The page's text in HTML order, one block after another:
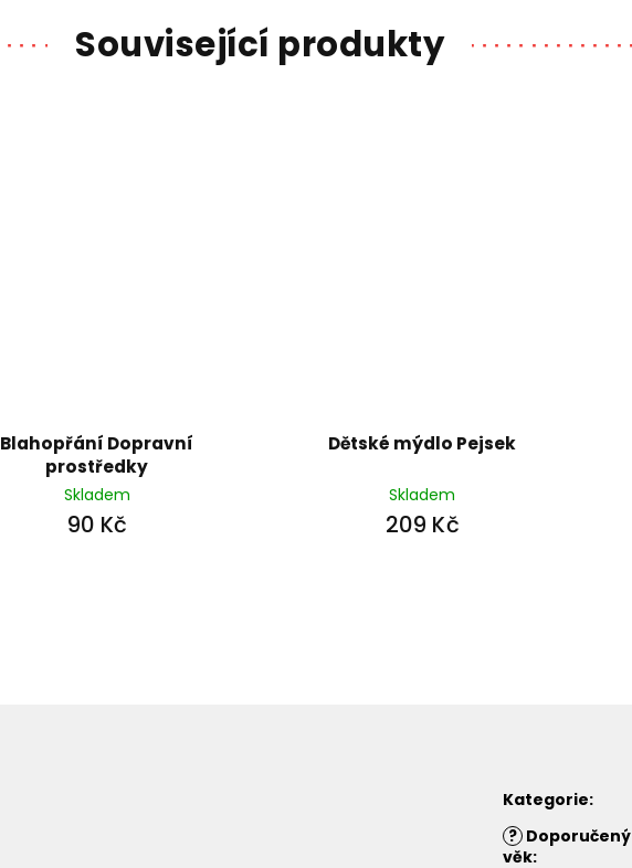
Související produkty
Blahopřání Dopravní
prostředky
Skladem
90 Kč
Dětské mýdlo Pejsek
Skladem
209 Kč
Kategorie:
? Doporučený
věk: